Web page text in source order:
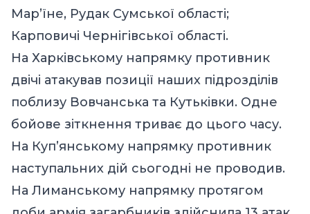
Мар’їне, Рудак Сумської області;
Карповичі Чернігівської області.
На Харківському напрямку противник
двічі атакував позиції наших підрозділів
поблизу Вовчанська та Кутьківки. Одне
бойове зіткнення триває до цього часу.
На Куп’янському напрямку противник
наступальних дій сьогодні не проводив.
На Лиманському напрямку протягом